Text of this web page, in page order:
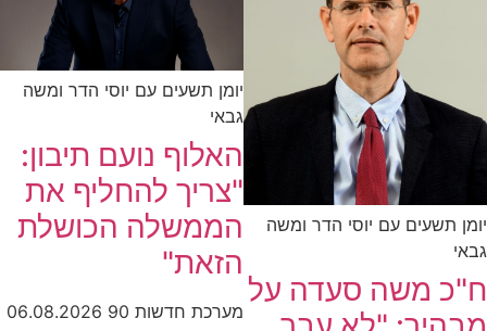
יומן תשעים עם יוסי הדר ומשה
גבאי
ח"כ משה סעדה על
יומן תשעים עם יוסי הדר ומשה
גבאי
האלוף נועם תיבון:
"צריך להחליף את
הממשלה הכושלת
הזאת"
מערכת חדשות 90
06.08.2026